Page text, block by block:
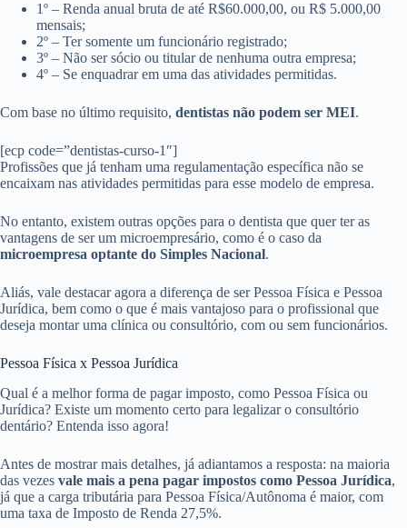
1º – Renda anual bruta de até R$60.000,00, ou R$ 5.000,00
mensais;
2º – Ter somente um funcionário registrado;
3º – Não ser sócio ou titular de nenhuma outra empresa;
4º – Se enquadrar em uma das atividades permitidas.
Com base no último requisito, dentistas não podem ser MEI.
[ecp code=”dentistas-curso-1″]
Profissões que já tenham uma regulamentação específica não se
encaixam nas atividades permitidas para esse modelo de empresa.
No entanto, existem outras opções para o dentista que quer ter as
vantagens de ser um microempresário, como é o caso da
microempresa optante do Simples Nacional.
Aliás, vale destacar agora a diferença de ser Pessoa Física e Pessoa
Jurídica, bem como o que é mais vantajoso para o profissional que
deseja montar uma clínica ou consultório, com ou sem funcionários.
Pessoa Física x Pessoa Jurídica
Qual é a melhor forma de pagar imposto, como Pessoa Física ou
Jurídica? Existe um momento certo para legalizar o consultório
dentário? Entenda isso agora!
Antes de mostrar mais detalhes, já adiantamos a resposta: na maioria
das vezes vale mais a pena pagar impostos como Pessoa Jurídica,
já que a carga tributária para Pessoa Física/Autônoma é maior, com
uma taxa de Imposto de Renda 27,5%.